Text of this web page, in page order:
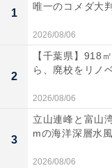
1
唯一のコメダ大
2026/08/06
2
【千葉県】918
ら、廃校をリノ
2026/08/06
3
立山連峰と富山
mの海洋深層水
2026/08/06